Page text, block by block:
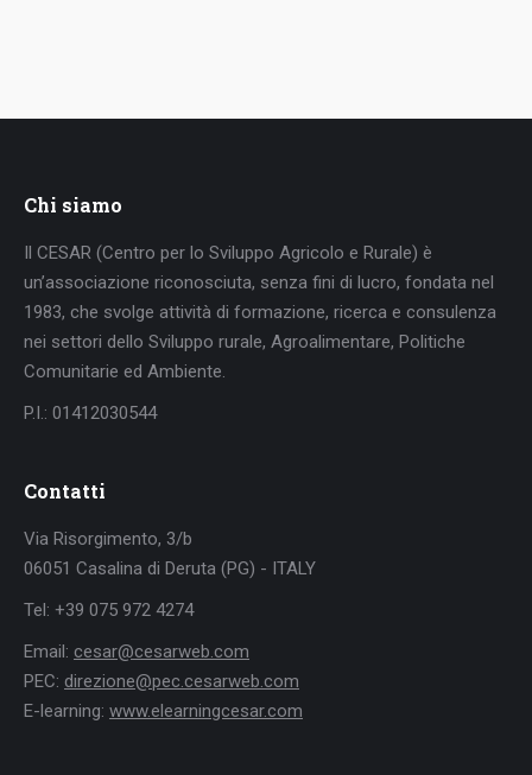
Chi siamo
Il CESAR (Centro per lo Sviluppo Agricolo e Rurale) è
un’associazione riconosciuta, senza fini di lucro, fondata nel
1983, che svolge attività di formazione, ricerca e consulenza
nei settori dello Sviluppo rurale, Agroalimentare, Politiche
Comunitarie ed Ambiente.
P.I.: 01412030544
Contatti
Via Risorgimento, 3/b
06051 Casalina di Deruta (PG) - ITALY
Tel: +39 075 972 4274
Email: cesar@cesarweb.com
PEC: direzione@pec.cesarweb.com
E-learning: www.elearningcesar.com